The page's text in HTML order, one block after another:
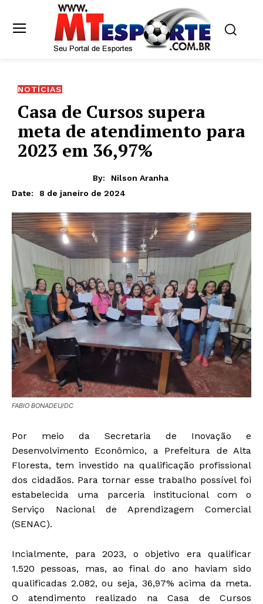
NOTÍCIAS
Casa de Cursos supera
meta de atendimento para
2023 em 36,97%
By:
Nilson Aranha
Date:
8 de janeiro de 2024
FABIO BONADEU/DC
Por meio da Secretaria de Inovação e
Desenvolvimento Econômico, a Prefeitura de Alta
Floresta, tem investido na qualificação profissional
dos cidadãos. Para tornar esse trabalho possível foi
estabelecida uma parceria institucional com o
Serviço Nacional de Aprendizagem Comercial
(SENAC).
Incialmente, para 2023, o objetivo era qualificar
1.520 pessoas, mas, ao final do ano haviam sido
qualificadas 2.082, ou seja, 36,97% acima da meta.
O atendimento realizado na Casa de Cursos